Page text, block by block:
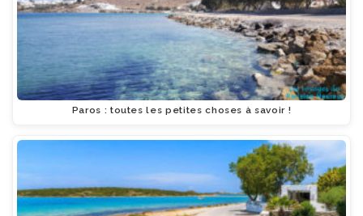
Paros : toutes les petites choses à savoir !